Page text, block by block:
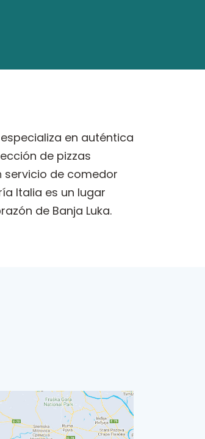
en auténtica
de pizzas
servicio de comedor
Italia es un lugar
de Banja Luka.